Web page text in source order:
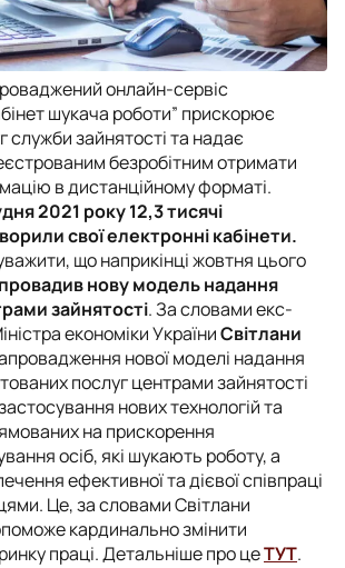
онлайн-сервіс
шукача роботи” прискорює
служби зайнятості та надає
безробітним отримати
в дистанційному форматі.
2021 року 12,3 тисячі
свої електронні кабінети.
що наприкінці жовтня цього
нову модель надання
зайнятості. За словами екс-
економіки УкраїниСвітлани
нової моделі надання
послуг центрами зайнятості
нових технологій та
на прискорення
осіб, які шукають роботу, а
ефективної та дієвої співпраці
Це, за словами Світлани
кардинально змінити
праці. Детальніше про цеТУТ.